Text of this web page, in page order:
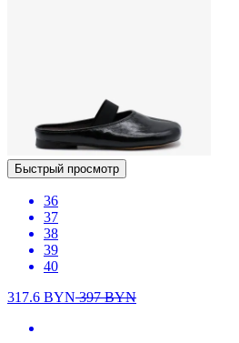
Быстрый просмотр
36
37
38
39
40
317.6 BYN397BYN